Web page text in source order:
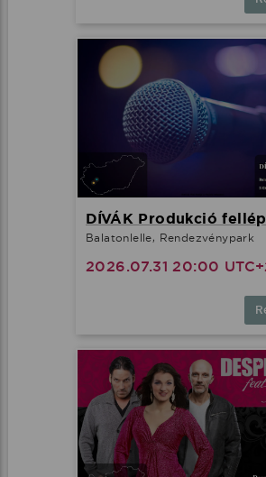
DÍVÁK Produkció
Balatonlelle, Rendezvénypark
2026.07.31 20:00
Ez az oldal cookie-
Adatainak biztonsága fontos
Weboldalunk a felhasználói élmény
kényelmes felhasználás és a
érdekében cookie-kat használ.